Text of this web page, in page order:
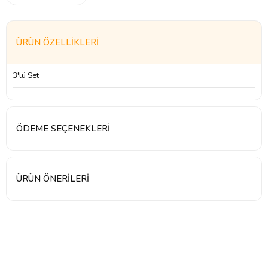
ÜRÜN ÖZELLIKLERI
3'lü Set
ÖDEME SEÇENEKLERI
ÜRÜN ÖNERILERI